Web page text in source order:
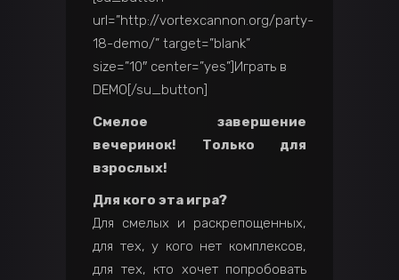
url=”http://vortexcannon.org/party-
18-demo/” target=”blank”
size=”10″ center=”yes”]Играть в
DEMO[/su_button]
Смелое завершение
вечеринок! Только для
взрослых!
Для кого эта игра?
Для смелых и раскрепощенных,
для тех, у кого нет комплексов,
для тех, кто хочет попробовать